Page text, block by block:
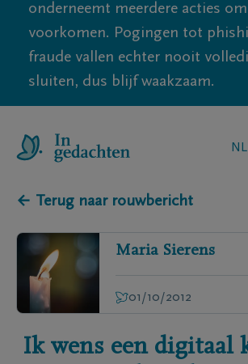
onderneemt meerdere acties
voorkomen. Pogingen tot
fraude vallen echter nooit
sluiten, dus blijf waakzaam.
NL
← Terug naar rouwbericht
Maria Sierens
01/10/2012
Ik wens een digitaal